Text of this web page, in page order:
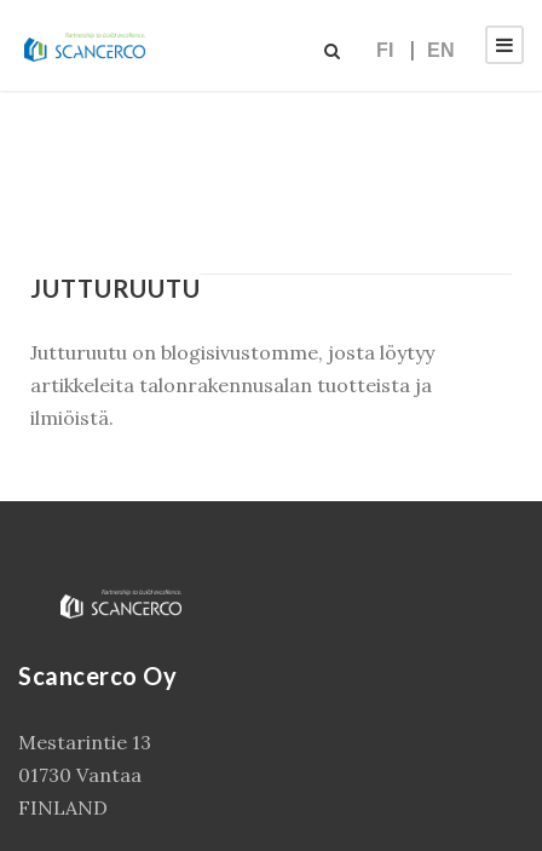
FI EN
JUTTURUUTU
Jutturuutu on blogisivustomme, josta löytyy
artikkeleita talonrakennusalan tuotteista ja
ilmiöistä.
Scancerco Oy
Mestarintie 13
01730 Vantaa
FINLAND